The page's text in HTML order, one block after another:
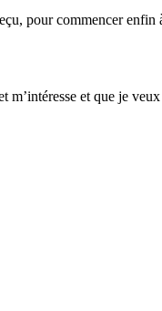
pour commencer enfin
et que je